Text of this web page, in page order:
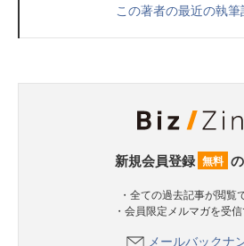
この著者の最近の執筆
新規会員登録 無料
・全ての過去記事が閲覧
・会員限定メルマガを受
メールバックナ